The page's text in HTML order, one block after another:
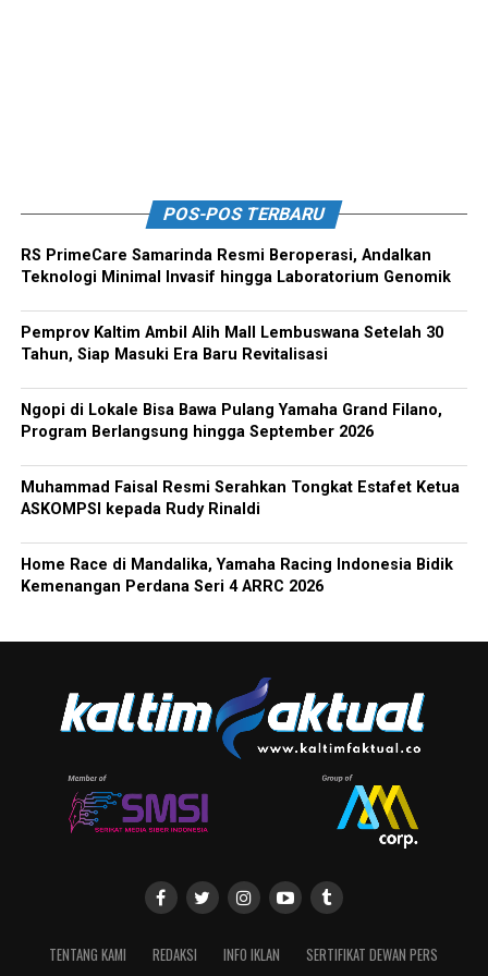
POS-POS TERBARU
RS PrimeCare Samarinda Resmi Beroperasi, Andalkan
Teknologi Minimal Invasif hingga Laboratorium Genomik
Pemprov Kaltim Ambil Alih Mall Lembuswana Setelah 30
Tahun, Siap Masuki Era Baru Revitalisasi
Ngopi di Lokale Bisa Bawa Pulang Yamaha Grand Filano,
Program Berlangsung hingga September 2026
Muhammad Faisal Resmi Serahkan Tongkat Estafet Ketua
ASKOMPSI kepada Rudy Rinaldi
Home Race di Mandalika, Yamaha Racing Indonesia Bidik
Kemenangan Perdana Seri 4 ARRC 2026
TENTANG KAMI REDAKSI INFO IKLAN
SERTIFIKAT DEWAN PERS